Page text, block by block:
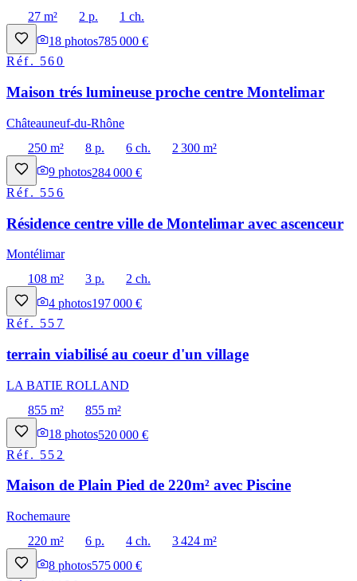
27 m²
2 p.
1 ch.
18 photos785 000 €
Réf. 560
Maison trés lumineuse proche centre Montelimar
Châteauneuf-du-Rhône
250 m²
8 p. 6 ch.
2 300 m²
9 photos284 000 €
Réf. 556
Résidence centre ville de Montelimar avec ascenceur
Montélimar
108 m²
3 p.
2 ch.
4 photos197 000 €
Réf. 557
terrain viabilisé au coeur d'un village
LA BATIE ROLLAND
855 m²
855 m²
18 photos520 000 €
Réf. 552
Maison de Plain Pied de 220m² avec Piscine
Rochemaure
220 m²
6 p. 4 ch.
3 424 m²
8 photos575 000 €